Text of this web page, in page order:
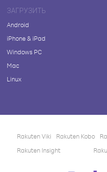
ЗАГРУЗИТЬ
Android
iPhone & iPad
Windows PC
Mac
Linux
Rakuten Viki Rakuten Kobo
Rakuten Insight